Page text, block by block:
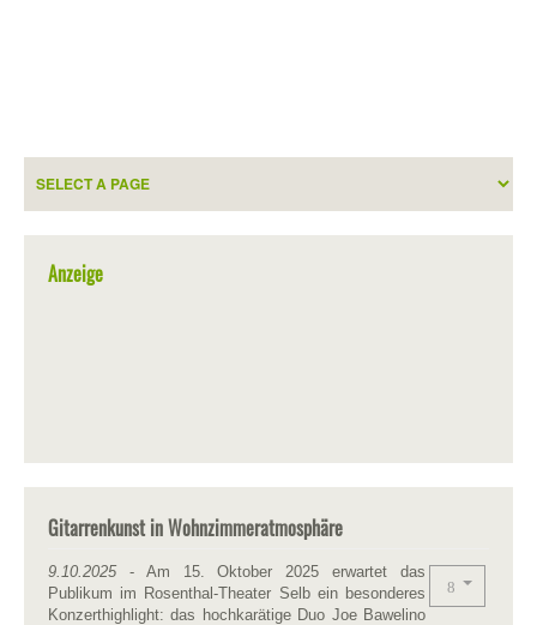
Anzeige
Gitarrenkunst in Wohnzimmeratmosphäre
9.10.2025 - Am 15. Oktober 2025 erwartet das
Publikum im Rosenthal-Theater Selb ein besonderes
Konzerthighlight: das hochkarätige Duo Joe Bawelino